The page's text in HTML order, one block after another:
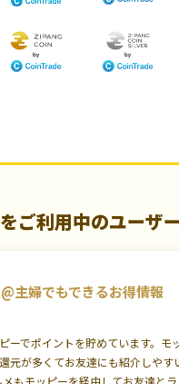
ご利用中のユーザ
主婦でもできるお得情報
ーでポイントを貯めています。モ
元が多くてお友達にも紹介しやす